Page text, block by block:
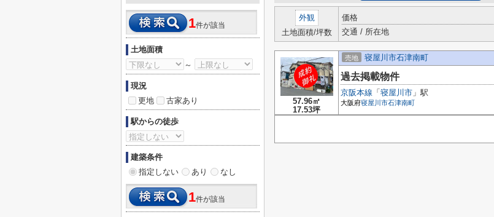
外観
土地面積/坪数
価格
交通 / 所在地
57.96㎡
17.53坪
売地 寝屋川市石津南町
過去掲載物件
京阪本線 「 寝屋川市 」駅
大阪府寝屋川市石津南町
1件が該当
土地面積
～
現況
更地
古家あり
駅からの徒歩
建築条件
指定しない
あり なし
1件が該当